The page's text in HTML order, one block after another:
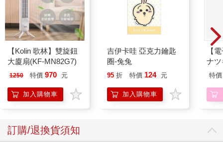
【Kolin 歌林】雙旋鈕
大廈扇(KF-MN82G7)
1250 特價 970 元
加入購物車
吉伊卡哇 亞克力鑰匙
圈-兔兔
95 折 特價 124 元
加入購物車
【
ナ
特價
訂購/退換貨須知